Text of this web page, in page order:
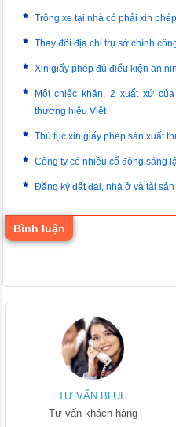
Trông xe tại nhà có phải xin
Thay đổi địa chỉ trụ sở chính
Xin giấy phép đủ điểu kiện an
Một chiếc khăn, 2 xuất xứ
thương hiệu Việt
Thủ tục xin giấy phép sản xuất
Công ty có nhiều cổ đông sáng
Đăng ký đất đai, nhà ở và tài
Bình luận
TƯ VẤN BLUE
Tư vấn khách hàng